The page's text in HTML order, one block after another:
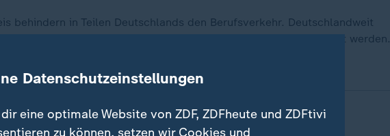
behindern in Teilen Deutschlands den Berufsverkehr. Deutschlandweit
Fahrbahnen zahlreiche Unfälle. Einige Strecken mussten gesperrt werden.
nimmt am Abend wieder zu
Datenschutzeinstellungen
eine optimale Website von ZDF, ZDFheute und ZDFtivi
zu können, setzen wir Cookies und